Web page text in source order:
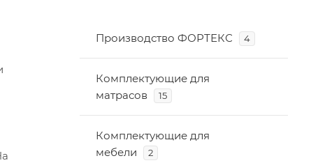
Производство ФОРТЕКС 4
Комплектующие для
матрасов
15
Комплектующие для
мебели
2